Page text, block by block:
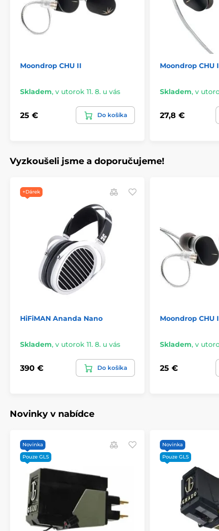
Moondrop CHU II
Skladem, v utorok 11. 8. u vás
25 € Do košíka
Moondrop CHU
Skladem, v
27,8 €
Vyzkoušeli jsme a doporučujeme!
+Dárek
HiFiMAN Ananda Nano
Skladem, v utorok 11. 8. u vás
390 € Do košíka
Moondrop CHU
Skladem, v
25 €
Novinky v nabídce
Novinka
Pouze GLS
Novinka
Pouze GLS